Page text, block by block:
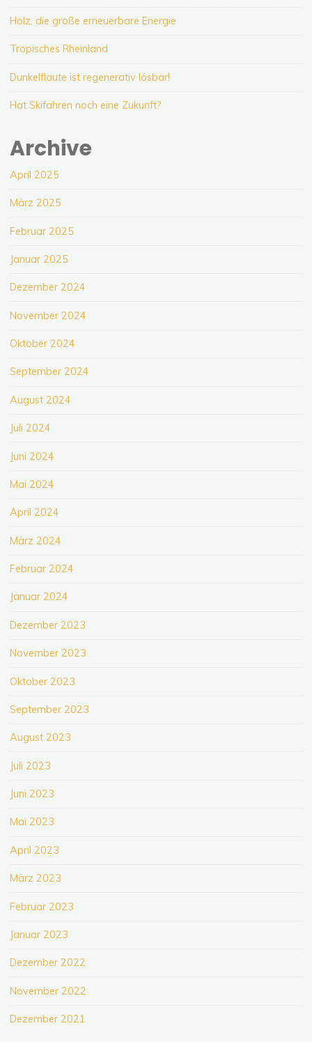
Holz, die große erneuerbare Energie
Tropisches Rheinland
Dunkelflaute ist regenerativ lösbar!
Hat Skifahren noch eine Zukunft?
Archive
April 2025
März 2025
Februar 2025
Januar 2025
Dezember 2024
November 2024
Oktober 2024
September 2024
August 2024
Juli 2024
Juni 2024
Mai 2024
April 2024
März 2024
Februar 2024
Januar 2024
Dezember 2023
November 2023
Oktober 2023
September 2023
August 2023
Juli 2023
Juni 2023
Mai 2023
April 2023
März 2023
Februar 2023
Januar 2023
Dezember 2022
November 2022
Dezember 2021